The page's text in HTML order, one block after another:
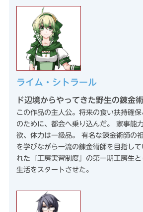
ライム・シトラール
ド辺境からやってきた野生の錬金
この作品の主人公。将来の食い扶持確
のために、都会へ乗り込んだ。 家事能
欲、体力は一級品。 有名な錬金術師の
を学びながら一流の錬金術師を目指し
れた『工房実習制度』の第一期工房生
生活をスタートさせた。